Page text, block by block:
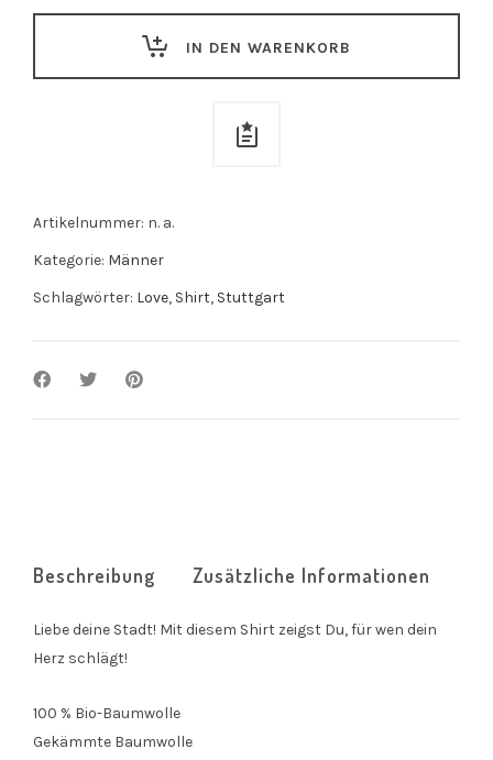
IN DEN WARENKORB
Artikelnummer: n. a.
Kategorie: Männer
Schlagwörter: Love, Shirt, Stuttgart
Beschreibung Zusätzliche Informationen
Liebe deine Stadt! Mit diesem Shirt zeigst Du, für wen dein
Herz schlägt!
100 % Bio-Baumwolle
Gekämmte Baumwolle